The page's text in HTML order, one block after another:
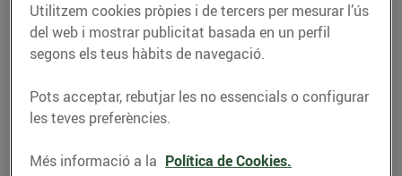
RECEPTES
Utilitzem cookies pròpies i de tercers per mesurar l’ús
del web i mostrar publicitat basada en un perfil
segons els teus hàbits de navegació.
Pots acceptar, rebutjar les no essencials o configurar
les teves preferències.
Més informació a la Política de Cookies.